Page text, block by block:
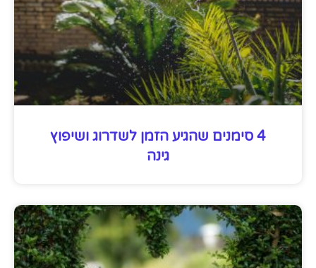
4 סימנים שהגיע הזמן לשדרוג ושיפוץ
גינה